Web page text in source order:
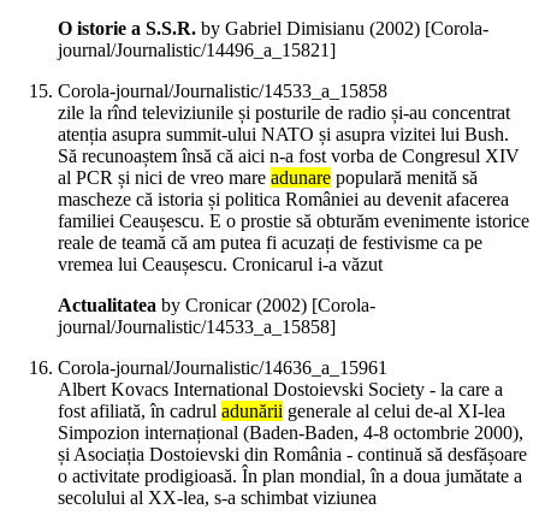
O istorie a S.S.R. by Gabriel Dimisianu (2002) [Corola-
journal/Journalistic/14496_a_15821]
Corola-journal/Journalistic/14533_a_15858
zile la rînd televiziunile și posturile de radio și-au concentrat
atenția asupra summit-ului NATO și asupra vizitei lui Bush.
Să recunoaștem însă că aici n-a fost vorba de Congresul XIV
al PCR și nici de vreo mare adunare populară menită să
mascheze că istoria și politica României au devenit afacerea
familiei Ceaușescu. E o prostie să obturăm evenimente istorice
reale de teamă că am putea fi acuzați de festivisme ca pe
vremea lui Ceaușescu. Cronicarul i-a văzut
Actualitatea by Cronicar (2002) [Corola-
journal/Journalistic/14533_a_15858]
Corola-journal/Journalistic/14636_a_15961
Albert Kovacs International Dostoievski Society - la care a
fost afiliată, în cadrul adunării generale al celui de-al XI-lea
Simpozion internațional (Baden-Baden, 4-8 octombrie 2000),
și Asociația Dostoievski din România - continuă să desfășoare
o activitate prodigioasă. În plan mondial, în a doua jumătate a
secolului al XX-lea, s-a schimbat viziunea